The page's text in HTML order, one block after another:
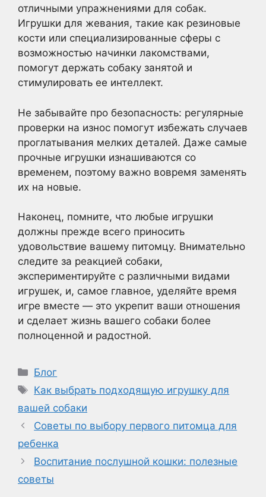
отличными упражнениями для собак.
Игрушки для жевания, такие как резиновые
кости или специализированные сферы с
возможностью начинки лакомствами,
помогут держать собаку занятой и
стимулировать ее интеллект.
Не забывайте про безопасность: регулярные
проверки на износ помогут избежать случаев
проглатывания мелких деталей. Даже самые
прочные игрушки изнашиваются со
временем, поэтому важно вовремя заменять
их на новые.
Наконец, помните, что любые игрушки
должны прежде всего приносить
удовольствие вашему питомцу. Внимательно
следите за реакцией собаки,
экспериментируйте с различными видами
игрушек, и, самое главное, уделяйте время
игре вместе — это укрепит ваши отношения
и сделает жизнь вашего собаки более
полноценной и радостной.
Рубрики
Блог
Метки
Как выбрать подходящую игрушку для
вашей собаки
Советы по выбору первого питомца для
ребенка
Воспитание послушной кошки: полезные
советы